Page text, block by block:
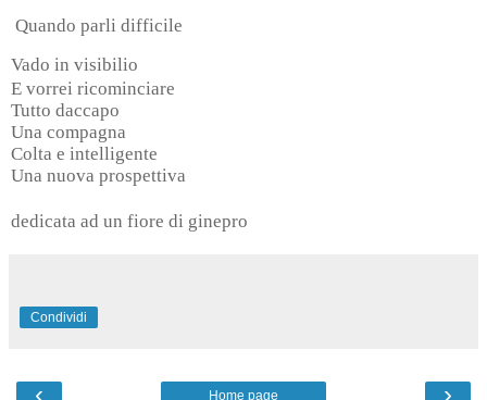
Quando parli difficile
Vado in visibilio
E vorrei ricominciare
Tutto daccapo
Una compagna
Colta e intelligente
Una nuova prospettiva
dedicata ad un fiore di ginepro
Condividi
Home page